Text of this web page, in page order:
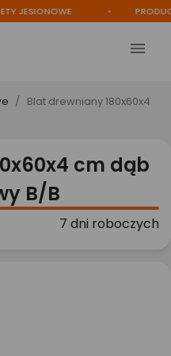
JESIONOWE PRODUCENT

Blat drewniany 180x60x4
cm dąb
B/B
7 dni roboczych